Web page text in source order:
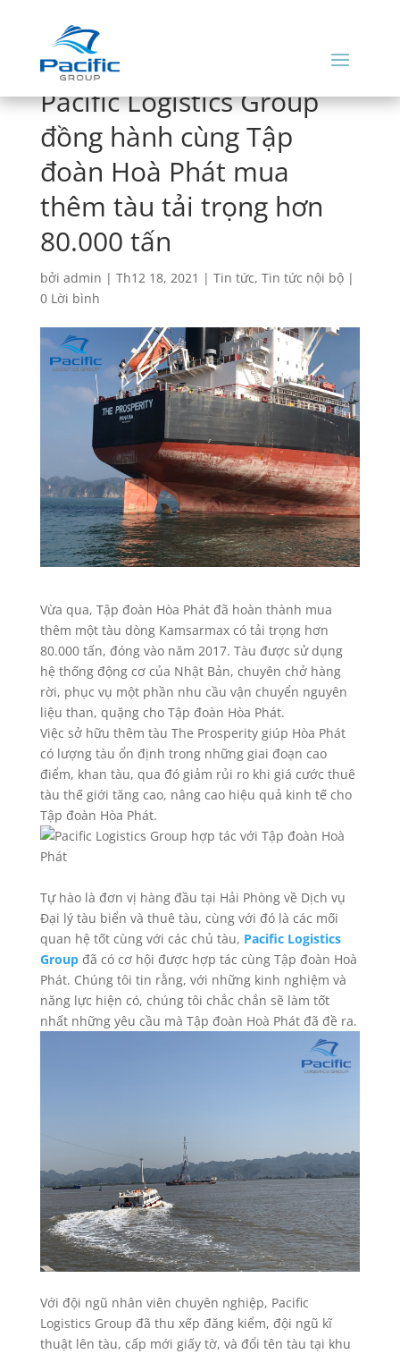
Pacific Logistics Group
đồng hành cùng Tập
đoàn Hoà Phát mua
thêm tàu tải trọng hơn
80.000 tấn
bởi admin | Th12 18, 2021 | Tin tức, Tin tức nội bộ|
0 Lời bình
Vừa qua, Tập đoàn Hòa Phát đã hoàn thành mua
thêm một tàu dòng Kamsarmax có tải trọng hơn
80.000 tấn, đóng vào năm 2017. Tàu được sử dụng
hệ thống động cơ của Nhật Bản, chuyên chở hàng
rời, phục vụ một phần nhu cầu vận chuyển nguyên
liệu than, quặng cho Tập đoàn Hòa Phát.
Việc sở hữu thêm tàu The Prosperity giúp Hòa Phát
có lượng tàu ổn định trong những giai đoạn cao
điểm, khan tàu, qua đó giảm rủi ro khi giá cước thuê
tàu thế giới tăng cao, nâng cao hiệu quả kinh tế cho
Tập đoàn Hòa Phát.
Tự hào là đơn vị hàng đầu tại Hải Phòng về Dịch vụ
Đại lý tàu biển và thuê tàu, cùng với đó là các mối
quan hệ tốt cùng với các chủ tàu, Pacific Logistics
Groupđã có cơ hội được hợp tác cùng Tập đoàn Hoà
Phát. Chúng tôi tin rằng, với những kinh nghiệm và
năng lực hiện có, chúng tôi chắc chắn sẽ làm tốt
nhất những yêu cầu mà Tập đoàn Hoà Phát đã đề ra.
Với đội ngũ nhân viên chuyên nghiệp, Pacific
Logistics Group đã thu xếp đăng kiểm, đội ngũ kĩ
thuật lên tàu, cấp mới giấy tờ, và đổi tên tàu tại khu